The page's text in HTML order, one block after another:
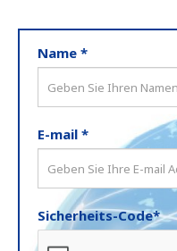
Name *
E-mail *
Sicherheits-Code*